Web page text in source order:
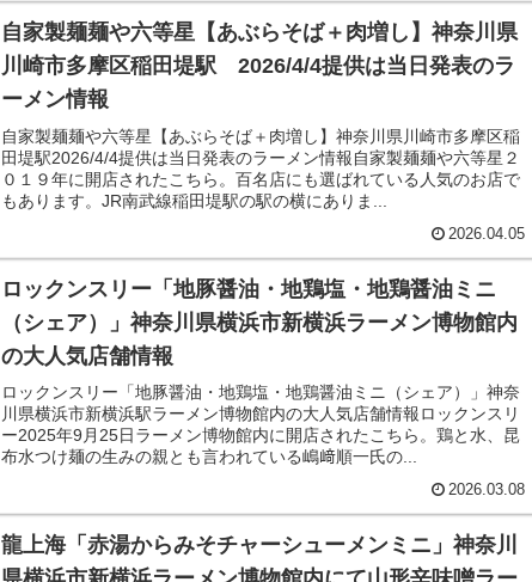
自家製麺麺や六等星【あぶらそば＋肉増し】神奈川県
川崎市多摩区稲田堤駅 2026/4/4提供は当日発表のラ
ーメン情報
自家製麺麺や六等星【あぶらそば＋肉増し】神奈川県川崎市多摩区稲
田堤駅2026/4/4提供は当日発表のラーメン情報自家製麺麺や六等星２
０１９年に開店されたこちら。百名店にも選ばれている人気のお店で
もあります。JR南武線稲田堤駅の駅の横にありま...
2026.04.05
ロックンスリー「地豚醤油・地鶏塩・地鶏醤油ミニ
（シェア）」神奈川県横浜市新横浜ラーメン博物館内
の大人気店舗情報
ロックンスリー「地豚醤油・地鶏塩・地鶏醤油ミニ（シェア）」神奈
川県横浜市新横浜駅ラーメン博物館内の大人気店舗情報ロックンスリ
ー2025年9月25日ラーメン博物館内に開店されたこちら。鶏と水、昆
布水つけ麺の生みの親とも言われている嶋﨑順一氏の...
2026.03.08
龍上海「赤湯からみそチャーシューメンミニ」神奈川